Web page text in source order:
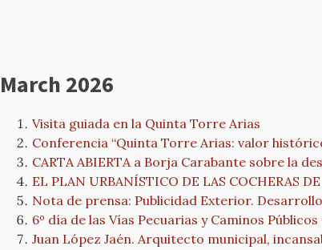
March 2026
Visita guiada en la Quinta Torre Arias
Conferencia “Quinta Torre Arias: valor
CARTA ABIERTA a Borja Carabante sobre la
EL PLAN URBANÍSTICO DE LAS COCHERAS
Nota de prensa: Publicidad Exterior.
6º día de las Vías Pecuarias y Caminos
Juan López Jaén. Arquitecto municipal,